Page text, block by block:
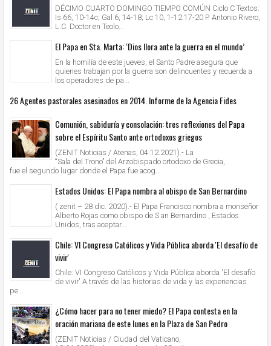
DÉCIMO CUARTO DOMINGO TIEMPO COMÚN Ciclo C Textos:
Is 66, 10-14c; Gal 6, 14-18; Lc 10, 1-12.17-20 P. Antonio Rivero,
L.C. Doctor en Teolo...
El Papa en Sta. Marta: ‘Dios llora ante la guerra en el mundo’
En la homilía de este jueves, el Santo Padre asegura que
quienes trabajan por la guerra son delincuentes y recuerda a
los operadores de pa...
26 Agentes pastorales asesinados en 2014. Informe de la Agencia Fides
Comunión, sabiduría y consolación: tres reflexiones del Papa
sobre el Espíritu Santo ante ortodoxos griegos
(ZENIT Noticias / Atenas, 04.12.2021).- La
“Sala del Trono” del Arzobispado ortodoxo de Grecia,
fue el segundo lugar donde el Papa fue acog...
Estados Unidos: El Papa nombra al obispo de San Bernardino
( zenit – 28 dic. 2020).- El Papa Francisco nombra a monseñor
Alberto Rojas como obispo de S an Bernardino , Estados
Unidos, tras aceptar...
Chile: VI Congreso Católicos y Vida Pública aborda 'El desafío de
vivir'
Chile: VI Congreso Católicos y Vida Pública aborda 'El desafío
de vivir' A través de las historias de vida y las experiencias
pe...
¿Cómo hacer para no tener miedo? El Papa contesta en la
oración mariana de este lunes en la Plaza de San Pedro
(ZENIT Noticias / Ciudad del Vaticano,